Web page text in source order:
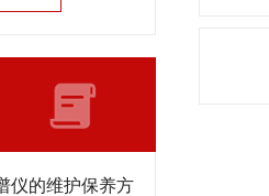
仪的维护保养方